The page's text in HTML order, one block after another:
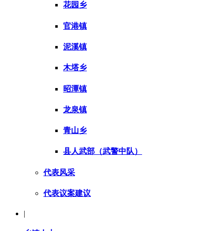
花园乡
官港镇
泥溪镇
木塔乡
昭潭镇
龙泉镇
青山乡
县人武部（武警中队）
代表风采
代表议案建议
|